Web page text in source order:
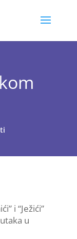
i “Ježići”
u